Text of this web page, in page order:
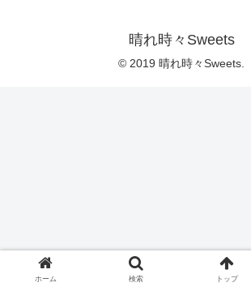
晴れ時々Sweets
© 2019 晴れ時々Sweets.
ホーム 検索 トップ